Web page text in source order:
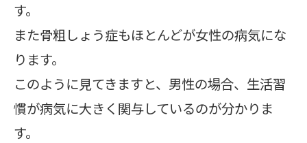
す。
また骨粗しょう症もほとんどが女性の病気にな
ります。
このように見てきますと、男性の場合、生活習
慣が病気に大きく関与しているのが分かりま
す。